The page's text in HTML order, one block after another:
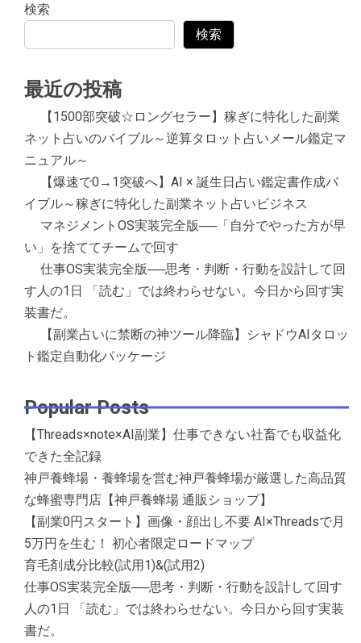
検索
検索
最近の投稿
【1500部突破☆ロングセラー】稼ぎに特化した副業
ネット占いのバイブル～逆算タロット占いメール鑑定マ
ニュアル～
【爆速で0→1突破へ】AI × 誕生日占い鑑定書作成バ
イブル～稼ぎに特化した副業ネット占いビジネス
マネジメントOS実装完全版──「自分でやった方が早
い」を捨ててチームで回す
仕事OS実装完全版──思考・判断・行動を設計して回
す人の1日 「読む」では終わらせない。今日から回す実
装書だ。
【副業占いに禁断の神ツール降臨】シャドウAIタロッ
ト鑑定自動化パッケージ
Popular Posts
【Threads×note×AI副業】仕事できない社畜でも収益化
できた全記録
神戸養蜂場・養蜂場を営む神戸養蜂場が厳選した高品質
な蜂蜜専門店【神戸養蜂場 通販ショップ】
【副業0円スタート】画像・顔出し不要 AI×Threadsで月
5万円を生む！ 初心者限定ロードマップ
育毛剤成分比較(試用1)&(試用2)
仕事OS実装完全版──思考・判断・行動を設計して回す
人の1日 「読む」では終わらせない。今日から回す実装
書だ。